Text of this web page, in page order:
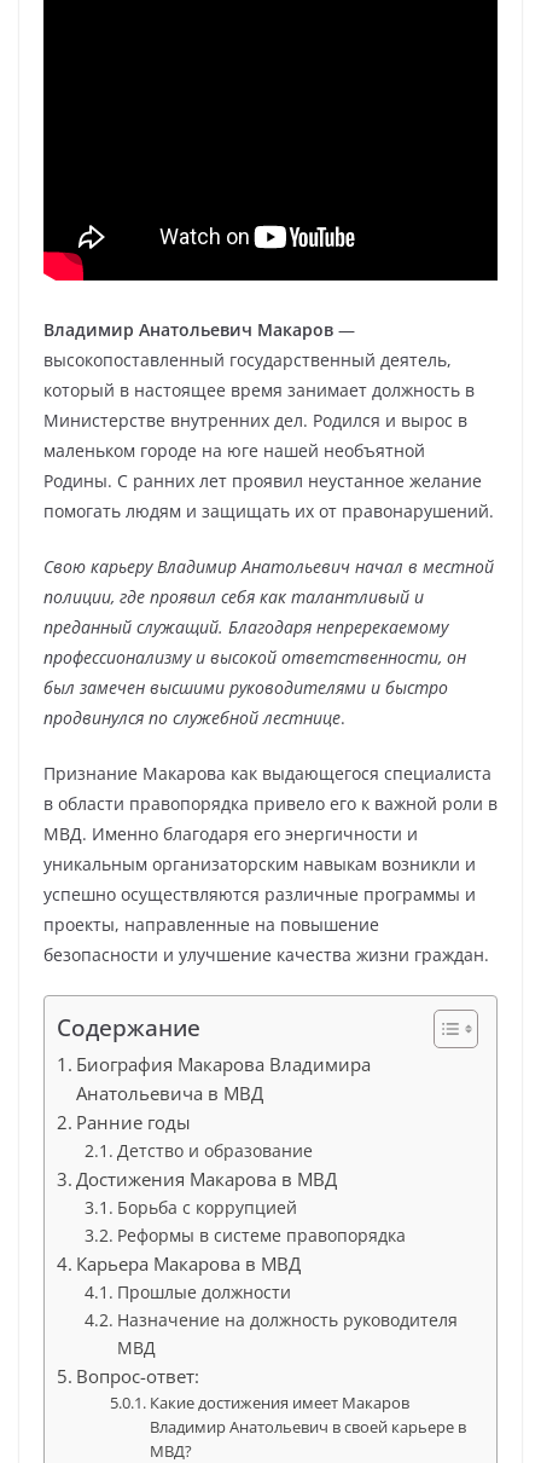
Владимир Анатольевич Макаров —
высокопоставленный государственный деятель,
который в настоящее время занимает должность в
Министерстве внутренних дел. Родился и вырос в
маленьком городе на юге нашей необъятной
Родины. С ранних лет проявил неустанное желание
помогать людям и защищать их от правонарушений.
Свою карьеру Владимир Анатольевич начал в местной
полиции, где проявил себя как талантливый и
преданный служащий. Благодаря непререкаемому
профессионализму и высокой ответственности, он
был замечен высшими руководителями и быстро
продвинулся по служебной лестнице.
Признание Макарова как выдающегося специалиста
в области правопорядка привело его к важной роли в
МВД. Именно благодаря его энергичности и
уникальным организаторским навыкам возникли и
успешно осуществляются различные программы и
проекты, направленные на повышение
безопасности и улучшение качества жизни граждан.
Содержание
Биография Макарова Владимира
Анатольевича в МВД
Ранние годы
Детство и образование
Достижения Макарова в МВД
Борьба с коррупцией
Реформы в системе правопорядка
Карьера Макарова в МВД
Прошлые должности
Назначение на должность руководителя
МВД
Вопрос-ответ:
Какие достижения имеет Макаров
Владимир Анатольевич в своей карьере в
МВД?